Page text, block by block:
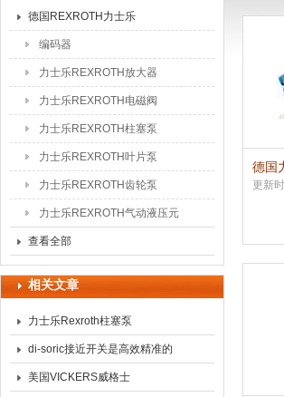
德国REXROTH力士乐
编码器
力士乐REXROTH放大器
力士乐REXROTH电磁阀
力士乐REXROTH柱塞泵
力士乐REXROTH叶片泵
力士乐REXROTH齿轮泵
力士乐REXROTH气动液压元
件
查看全部
相关文章
力士乐Rexroth柱塞泵
di-soric接近开关是高效精准的
工业自动化利器
美国VICKERS威格士
德国
泵 齿
更新